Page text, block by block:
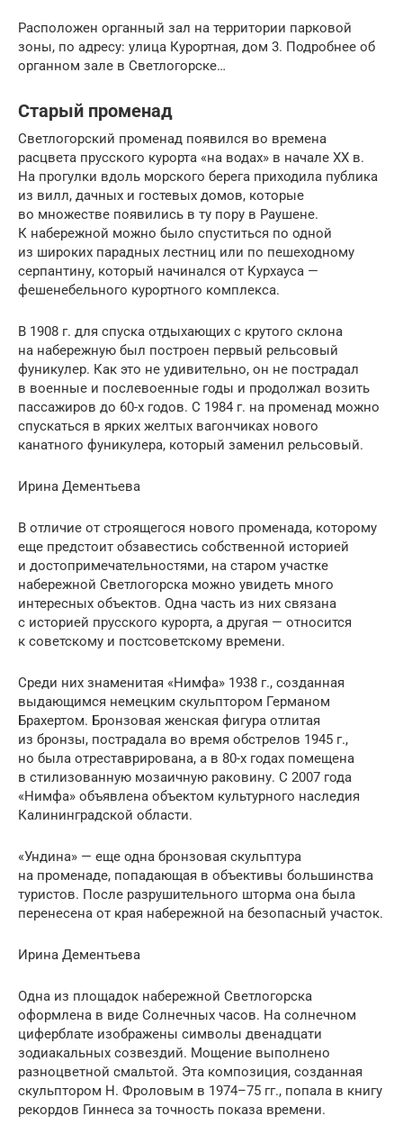
Расположен органный зал на территории парковой
зоны, по адресу: улица Курортная, дом 3. Подробнее об
органном зале в Светлогорске…
Старый променад
Светлогорский променад появился во времена
расцвета прусского курорта «на водах» в начале ХХ в.
На прогулки вдоль морского берега приходила публика
из вилл, дачных и гостевых домов, которые
во множестве появились в ту пору в Раушене.
К набережной можно было спуститься по одной
из широких парадных лестниц или по пешеходному
серпантину, который начинался от Курхауса —
фешенебельного курортного комплекса.
В 1908 г. для спуска отдыхающих с крутого склона
на набережную был построен первый рельсовый
фуникулер. Как это не удивительно, он не пострадал
в военные и послевоенные годы и продолжал возить
пассажиров до 60-х годов. С 1984 г. на променад можно
спускаться в ярких желтых вагончиках нового
канатного фуникулера, который заменил рельсовый.
Ирина Дементьева
В отличие от строящегося нового променада, которому
еще предстоит обзавестись собственной историей
и достопримечательностями, на старом участке
набережной Светлогорска можно увидеть много
интересных объектов. Одна часть из них связана
с историей прусского курорта, а другая — относится
к советскому и постсоветскому времени.
Среди них знаменитая «Нимфа» 1938 г., созданная
выдающимся немецким скульптором Германом
Брахертом. Бронзовая женская фигура отлитая
из бронзы, пострадала во время обстрелов 1945 г.,
но была отреставрирована, а в 80-х годах помещена
в стилизованную мозаичную раковину. С 2007 года
«Нимфа» объявлена объектом культурного наследия
Калининградской области.
«Ундина» — еще одна бронзовая скульптура
на променаде, попадающая в объективы большинства
туристов. После разрушительного шторма она была
перенесена от края набережной на безопасный участок.
Ирина Дементьева
Одна из площадок набережной Светлогорска
оформлена в виде Солнечных часов. На солнечном
циферблате изображены символы двенадцати
зодиакальных созвездий. Мощение выполнено
разноцветной смальтой. Эта композиция, созданная
скульптором Н. Фроловым в 1974–75 гг., попала в книгу
рекордов Гиннеса за точность показа времени.